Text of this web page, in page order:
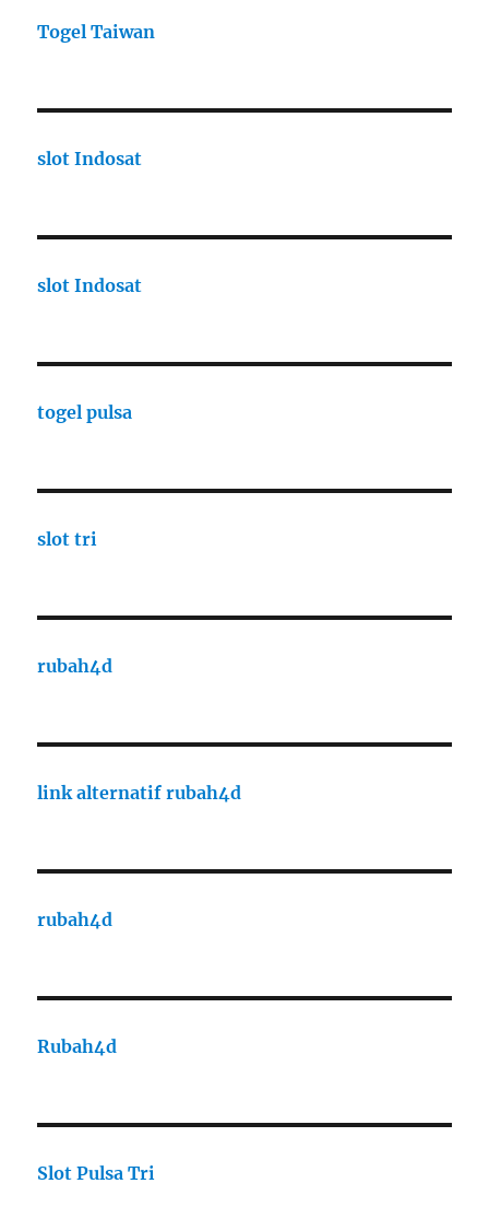
Togel Taiwan
slot Indosat
slot Indosat
togel pulsa
slot tri
rubah4d
link alternatif rubah4d
rubah4d
Rubah4d
Slot Pulsa Tri